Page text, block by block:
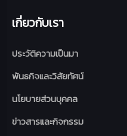
เกี่ยวกับเรา
ประวัติความเป็นมา
พันธกิจและวิสัยทัศน์
นโยบายส่วนบุคคล
ข่าวสารและกิจกรรม